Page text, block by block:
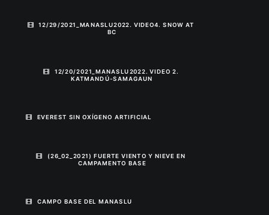
12/29/2021_MANASLU2022. VIDEO4. SNOW AT
BC
12/20/2021_MANASLU2022. VIDEO 2.
KATMANDÚ-SAMAGAUN
EVEREST SIN OXÍGENO ARTIFICIAL
(26_02_2021) FUERTE VIENTO Y NIEVE EN
CAMPAMENTO BASE
CAMPO BASE DEL MANASLU